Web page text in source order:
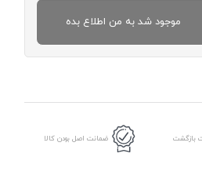
موجود شد به من اطلاع بده
ضمانت اصل بودن کالا